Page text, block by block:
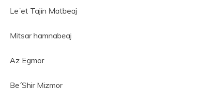
Le´et Tajín Matbeaj
Mitsar hamnabeaj
Az Egmor
Be´Shir Mizmor